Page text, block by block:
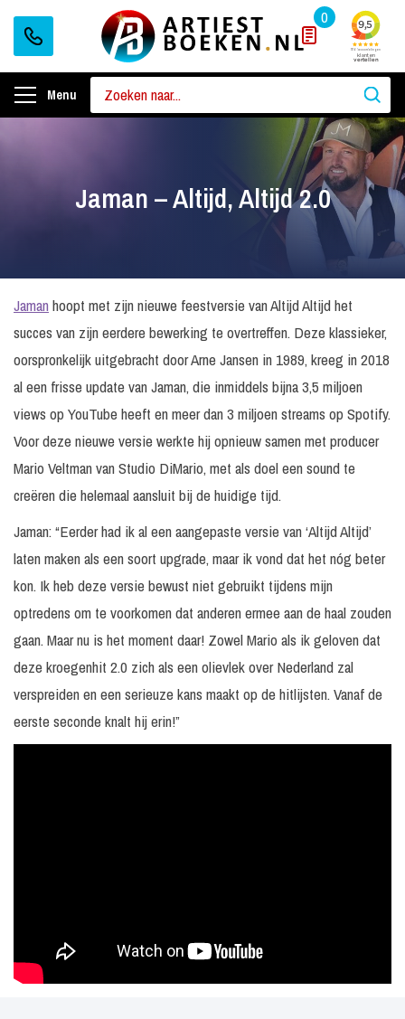
0
Menu
Jaman – Altijd, Altijd 2.0
Jamanhoopt met zijn nieuwe feestversie van Altijd Altijd het
succes van zijn eerdere bewerking te overtreffen. Deze klassieker,
oorspronkelijk uitgebracht door Arne Jansen in 1989, kreeg in 2018
al een frisse update van Jaman, die inmiddels bijna 3,5 miljoen
views op YouTube heeft en meer dan 3 miljoen streams op Spotify.
Voor deze nieuwe versie werkte hij opnieuw samen met producer
Mario Veltman van Studio DiMario, met als doel een sound te
creëren die helemaal aansluit bij de huidige tijd.
Jaman: “Eerder had ik al een aangepaste versie van ‘Altijd Altijd’
laten maken als een soort upgrade, maar ik vond dat het nóg beter
kon. Ik heb deze versie bewust niet gebruikt tijdens mijn
optredens om te voorkomen dat anderen ermee aan de haal zouden
gaan. Maar nu is het moment daar! Zowel Mario als ik geloven dat
deze kroegenhit 2.0 zich als een olievlek over Nederland zal
verspreiden en een serieuze kans maakt op de hitlijsten. Vanaf de
eerste seconde knalt hij erin!”